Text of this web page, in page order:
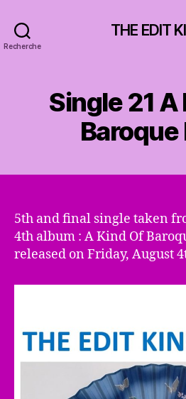
Recherche
THE EDIT
Single 21 A
Baroque
5th and final single taken
4th album : A Kind Of
released on Friday, August